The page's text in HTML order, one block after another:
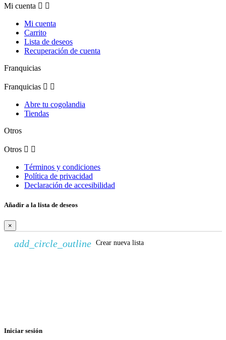
Mi cuenta  
Mi cuenta
Carrito
Lista de deseos
Recuperación de cuenta
Franquicias
Franquicias  
Abre tu cogolandia
Tiendas
Otros
Otros  
Términos y condiciones
Política de privacidad
Declaración de accesibilidad
Añadir a la lista de deseos
×
add_circle_outline Crear nueva lista
Iniciar sesión